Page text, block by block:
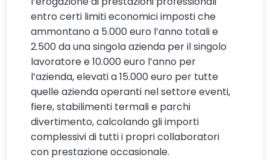
entro certi limiti economici imposti che
ammontano a 5.000 euro l’anno totali e
2.500 da una singola azienda per il singolo
lavoratore e 10.000 euro l’anno per
l’azienda, elevati a 15.000 euro per tutte
quelle azienda operanti nel settore eventi,
fiere, stabilimenti termali e parchi
divertimento, calcolando gli importi
complessivi di tutti i propri collaboratori
con prestazione occasionale.